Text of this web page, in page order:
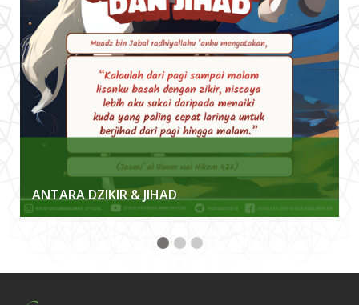
ANTARA DZIKIR & JIHAD